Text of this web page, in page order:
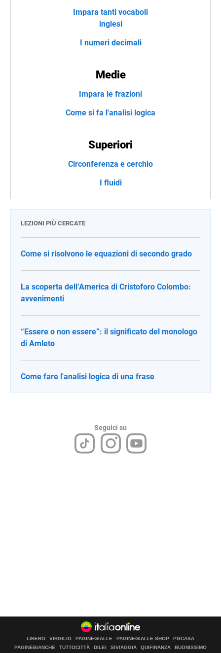
Impara tanti vocaboli
inglesi
I numeri decimali
Medie
Impara le frazioni
Come si fa l'analisi logica
Superiori
Circonferenza e cerchio
I fluidi
LEZIONI PIÙ CERCATE
Come si risolvono le equazioni di secondo grado
La scoperta dell’America di Cristoforo Colombo:
avvenimenti
“Essere o non essere”: il significato del monologo
di Amleto
Come fare l'analisi logica di una frase
Seguici su
LIBERO VIRGILIO PAGINEGIALLE PAGINEGIALLE SHOP
PGCASA
PAGINEBIANCHE
TUTTOCITTÀ DILEI SIVIAGGIA QUIFINANZA BUONISSIMO